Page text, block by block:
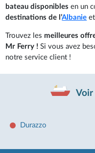
bateau disponibles en un
destinations de l’Albanie
Trouvez les meilleures
Mr Ferry ! Si vous avez
notre service client !
Voir
Durazzo